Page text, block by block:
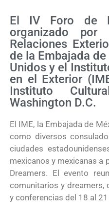
El IV Foro de
organizado
Relaciones
de la Embajada
Unidos y el
en el Exterior
Instituto
Washington D.C.
El IME, la Embajada de
como diversos
ciudades
mexicanos y mexicanas a
Dreamers. El evento
comunitarios y dreamers,
y conferencias del 18 al